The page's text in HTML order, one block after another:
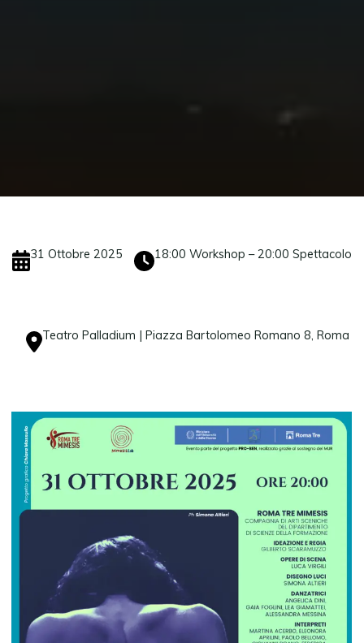
31 Ottobre 2025 18:00 Workshop – 20:00 Spettacolo
Teatro Palladium | Piazza Bartolomeo Romano 8, Roma